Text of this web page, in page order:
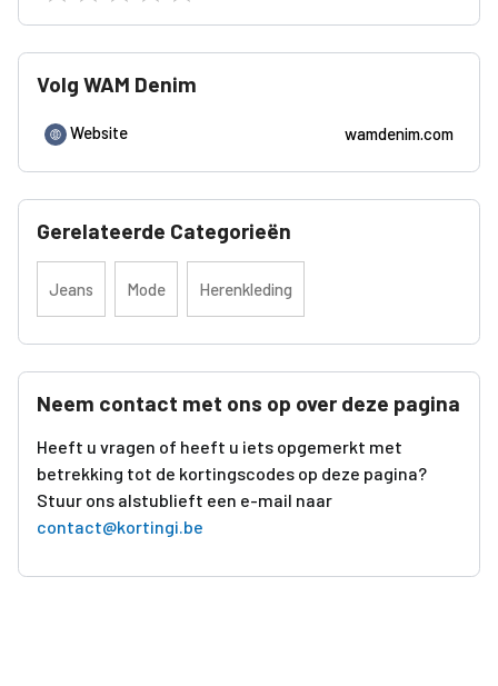
Volg WAM Denim
Website wamdenim.com
Gerelateerde Categorieën
Jeans Mode Herenkleding
Neem contact met ons op over deze pagina
Heeft u vragen of heeft u iets opgemerkt met
betrekking tot de kortingscodes op deze pagina?
Stuur ons alstublieft een e-mail naar
contact@kortingi.be